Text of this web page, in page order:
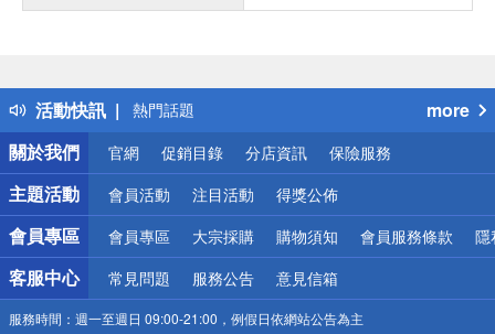
活動快訊
得獎公告
熱門話題
銀行優惠
偏遠地區配送
詐騙網頁！請小心！
more
關於我們
官網 促銷目錄 分店資訊 保險服務
主題活動 會員活動 注目活動 得獎公佈
會員專區 會員專區 大宗採購 購物須知 會員服務條款 隱
客服中心 常見問題 服務公告 意見信箱
服務時間： 週一至週日 09:00-21:00，例假日依網站公告為主